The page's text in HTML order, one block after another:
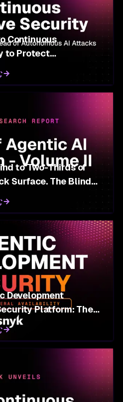
Continuous
to Protect
Autonomous AI
to Two-Thirds of
Surface. The Blind
Development
Platform: The
the AI Agents Now
Software